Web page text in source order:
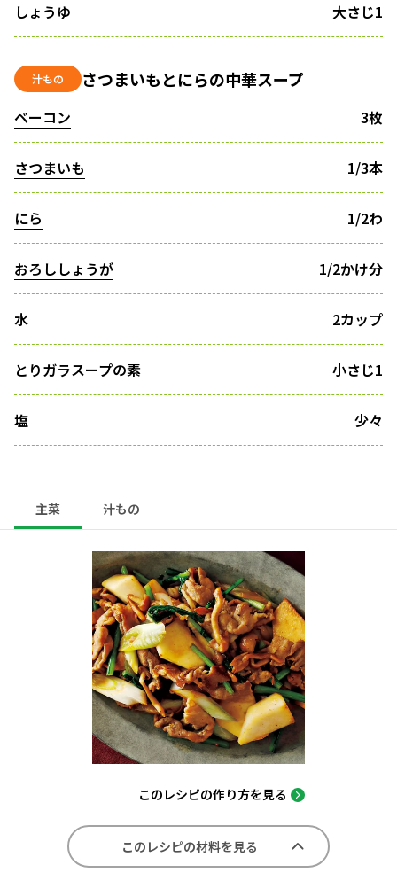
しょうゆ 大さじ1
汁もの さつまいもとにらの中華スープ
ベーコン 3枚
さつまいも 1/3本
にら 1/2わ
おろししょうが 1/2かけ分
水 2カップ
とりガラスープの素 小さじ1
塩 少々
主菜 汁もの
このレシピの作り方を見る
このレシピの材料を見る